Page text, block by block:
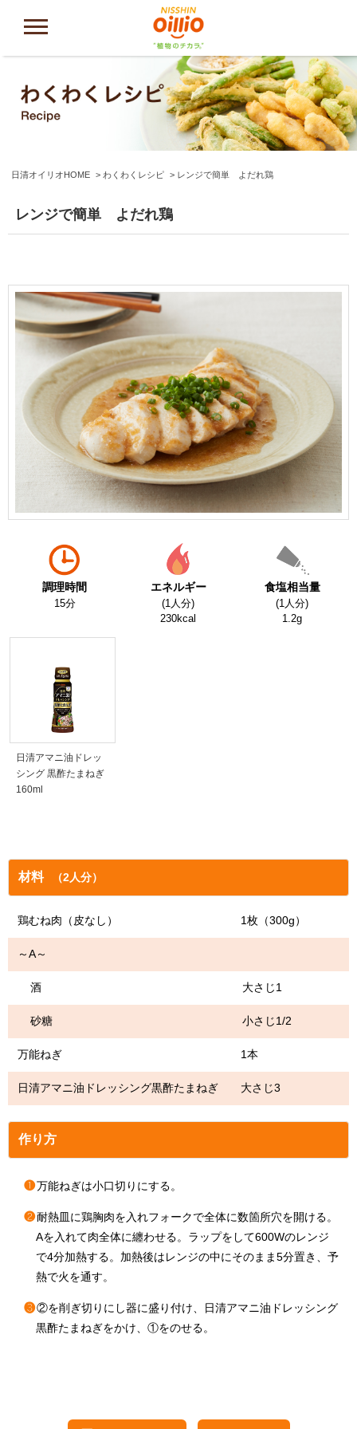
日清オイリオHOME わくわくレシピ レンジで簡単 よだれ鶏
レンジで簡単 よだれ鶏
調理時間
15分
エネルギー
(1人分)
230kcal
食塩相当量
(1人分)
1.2g
日清アマニ油ドレッ
シング 黒酢たまねぎ
160ml
材料 （2人分）
鶏むね肉（皮なし） 1枚（300g）
～A～
酒 大さじ1
砂糖 小さじ1/2
万能ねぎ 1本
日清アマニ油ドレッシング黒酢たまねぎ 大さじ3
作り方
❶万能ねぎは小口切りにする。
❷耐熱皿に鶏胸肉を入れフォークで全体に数箇所穴を開ける。
Aを入れて肉全体に纏わせる。ラップをして600Wのレンジ
で4分加熱する。加熱後はレンジの中にそのまま5分置き、予
熱で火を通す。
❸②を削ぎ切りにし器に盛り付け、日清アマニ油ドレッシング
黒酢たまねぎをかけ、①をのせる。